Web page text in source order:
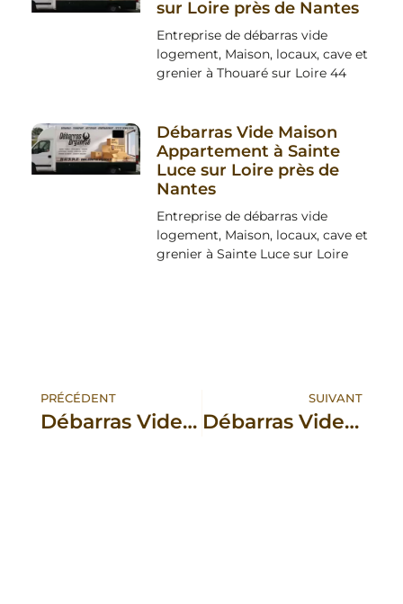
sur Loire près de Nantes
Entreprise de débarras vide
logement, Maison, locaux, cave et
grenier à Thouaré sur Loire 44
Débarras Vide Maison
Appartement à Sainte
Luce sur Loire près de
Nantes
Entreprise de débarras vide
logement, Maison, locaux, cave et
grenier à Sainte Luce sur Loire
PRÉCÉDENT
Débarras Vide Maison Appartement à Couëron près de Nantes
SUIVANT
Débarras Vide Maison Appartement à Sautron près de Nantes